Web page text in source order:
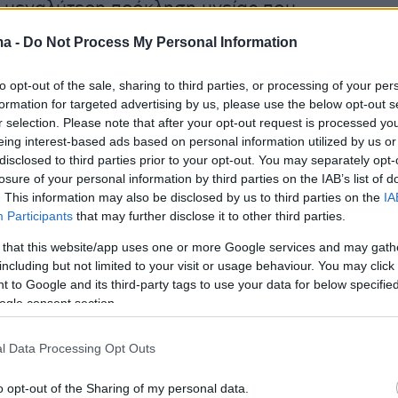
- Do Not Process My Personal Information
opt-out of the sale, sharing to third parties, or processing of your
for targeted advertising by us, please use the below opt-out
selection. Please note that after your opt-out request is processed
interest-based ads based on personal information utilized by us
to third parties prior to your opt-out. You may separately
of your personal information by third parties on the IAB’s list of
This information may also be disclosed by us to third parties on the
Participants that may further disclose it to other third parties.
that this website/app uses one or more Google services and may
but not limited to your visit or usage behaviour. You may
to Google and its third-party tags to use your data for below
consent section.
Data Processing Opt Outs
opt-out of the Sharing of my personal data.
μεγαλύτερη πρόκληση υγείας που
σήμερα η Ευρώπη και πώς ανταποκρίνεται ο
πολλαπλές «μεγα-τάσεις» που θέτουν
για την υγεία και τα συστήματα υγείας μας —
γήρανση του πληθυσμού έως την αύξηση
νοσημάτων και τις επιπτώσεις της κλιματικής
στοygeiamou.gr
protothema.gr στο Google News